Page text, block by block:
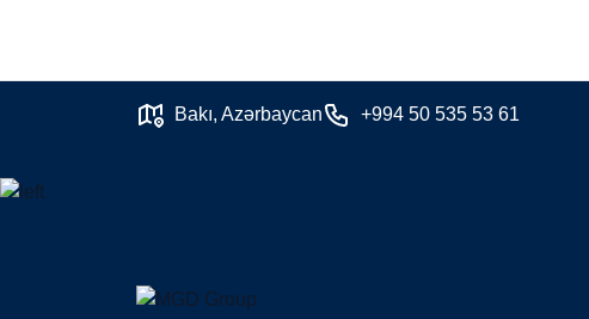
Bakı, Azərbaycan +994 50 535 53 61